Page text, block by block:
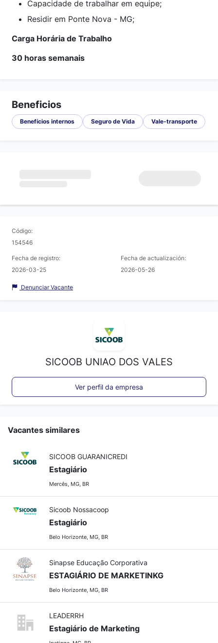
Capacidade de trabalhar em equipe;
Residir em Ponte Nova - MG;
Carga Horária de Trabalho
30 horas semanais
Beneficios
Benefícios internos Seguro de Vida Vale-transporte
Código:
154546
Fecha de registro:
2026-03-25
Fecha de actualización:
2026-05-26
Denunciar Vacante
SICOOB UNIAO DOS VALES
Ver perfil da empresa
Vacantes similares
SICOOB GUARANICREDI
Estagiário
Mercês, MG, BR
Sicoob Nossacoop
Estagiário
Belo Horizonte, MG, BR
Sinapse Educação Corporativa
ESTAGIÁRIO DE MARKETINKG
Belo Horizonte, MG, BR
LEADERRH
Estagiário de Marketing